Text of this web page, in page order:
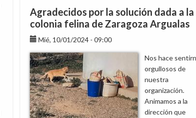
Agradecidos por la solución dada a la
colonia felina de Zaragoza Argualas
Mié, 10/01/2024 - 09:00
Nos hace
orgullosos de
nuestra
organización.
Animamos a la
dirección que